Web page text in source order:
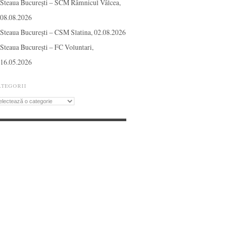
Steaua București – SCM Râmnicul Vâlcea,
08.08.2026
Steaua București – CSM Slatina, 02.08.2026
Steaua București – FC Voluntari,
16.05.2026